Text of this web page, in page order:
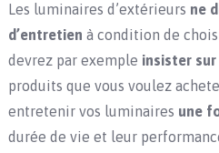
Les luminaires d’extérieurs ne
d’entretien à condition de
devrez par exemple insister
produits que vous voulez
entretenir vos luminaires une
durée de vie et leur